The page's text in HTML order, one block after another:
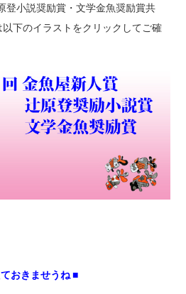
登小説奨励賞・文学金魚奨励賞共
下のイラストをクリックしてご確
おきませうね ■